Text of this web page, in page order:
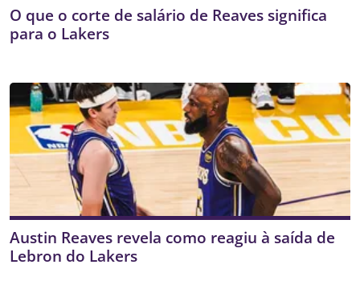
O que o corte de salário de Reaves significa
para o Lakers
Austin Reaves revela como reagiu à saída de
Lebron do Lakers